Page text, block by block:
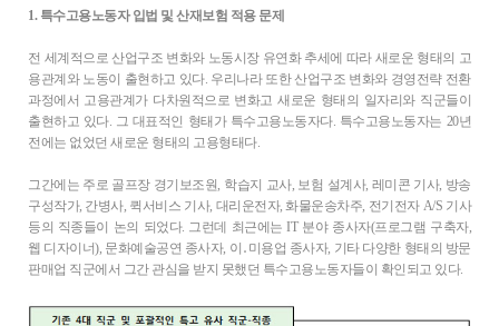
1. 특수고용노동자 입법 및 산재보험 적용 문제
전 세계적으로 산업구조 변화와 노동시장 유연화 추세에 따라 새로운 형태의 고
용관계와 노동이 출현하고 있다. 우리나라 또한 산업구조 변화와 경영전략 전환
과정에서 고용관계가 다차원적으로 변화고 새로운 형태의 일자리와 직군들이
출현하고 있다. 그 대표적인 형태가 특수고용노동자다. 특수고용노동자는 20년
전에는 없었던 새로운 형태의 고용형태다.
그간에는 주로 골프장 경기보조원, 학습지 교사, 보험 설계사, 레미콘 기사, 방송
구성작가, 간병사, 퀵서비스 기사, 대리운전자, 화물운송차주, 전기전자 A/S 기사
등의 직종들이 논의 되었다. 그런데 최근에는 IT 분야 종사자(프로그램 구축자,
웹 디자이너), 문화예술공연 종사자, 이․미용업 종사자, 기타 다양한 형태의 방문
판매업 직군에서 그간 관심을 받지 못했던 특수고용노동자들이 확인되고 있다.